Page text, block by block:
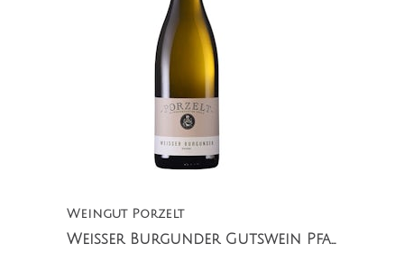
Weingut Porzelt
Weisser Burgunder Gutswein Pfalz